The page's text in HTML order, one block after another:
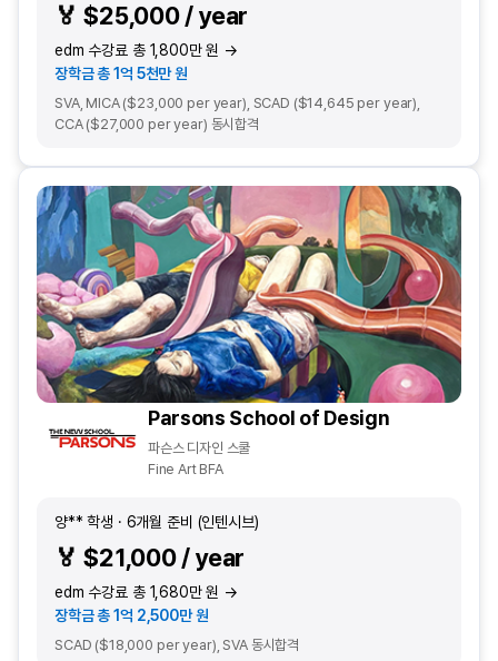
🏅 $25,000 / year
edm 수강료 총 1,800만 원 →
장학금 총 1억 5천만 원
SVA, MICA ($23,000 per year), SCAD ($14,645 per year),
CCA ($27,000 per year) 동시합격
Parsons School of Design
파슨스 디자인 스쿨
Fine Art BFA
양** 학생 · 6개월 준비 (인텐시브)
🏅 $21,000 / year
edm 수강료 총 1,680만 원 →
장학금 총 1억 2,500만 원
SCAD ($18,000 per year), SVA 동시합격